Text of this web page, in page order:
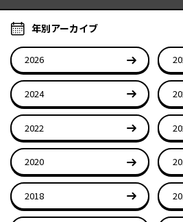
年別アーカイブ
2026
2024
2022
2020
2018